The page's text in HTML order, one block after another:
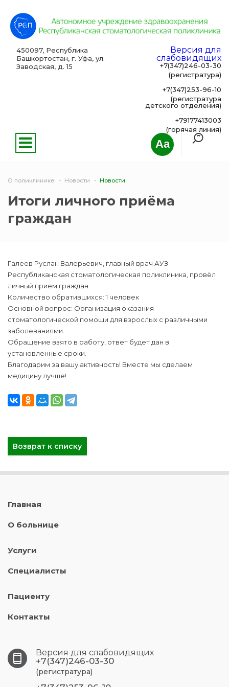
Aa
450097, Республика
Башкортостан, г. Уфа, ул.
Заводская, д. 15
Версия для
слабовидящих
+7(347)246-03-30
(регистратура)
+7(347)253-96-10
(регистратура
детского отделения)
+79177413003
(горячая линия)
О поликлинике Новости Новости
Итоги личного приёма
граждан
Галеев Руслан Валерьевич, главный врач АУЗ
Республиканская стоматологическая поликлиника, провёл
личный приём граждан.
Количество обратившихся: 1 человек
Основной вопрос: Организация оказания
стоматологической помощи для взрослых с различными
заболеваниями.
Обращение взято в работу, ответ будет дан в
установленные сроки.
Благодарим за вашу активность! Вместе мы сделаем
медицину лучше!
Возврат к списку
Главная
О больнице
Услуги
Специалисты
Пациенту
Контакты
Версия для слабовидящих
+7(347)246-03-30
(регистратура)